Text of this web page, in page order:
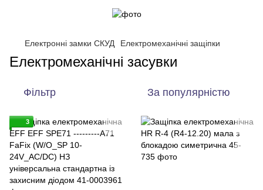
Електронні замки СКУД Електромеханічні защіпки
Електромеханічні засувки
Фільтр За популярністю
3